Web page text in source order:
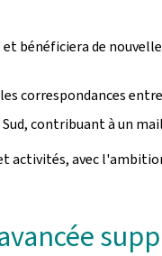
et bénéficiera de
correspondances
contribuant à un
avec